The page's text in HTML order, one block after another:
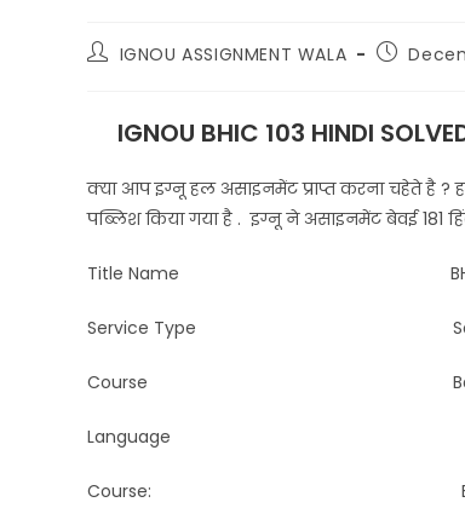
IGNOU ASSIGNMENT WALA
IGNOU BHIC 103 HINDI
क्या आप इग्नू हल असाइनमेंट प्राप्त करना चहेते है ?
पब्लिश किया गया है . इग्नू ने असाइनमेंट बेवई 181
Title Name BHIC 103 Hindi
Service Type Solved
Course Bachelor’s
Language HINDI
Course: